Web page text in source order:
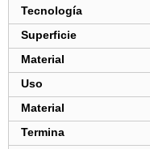
Tecnología
Superficie
Material
Uso
Material
Termina